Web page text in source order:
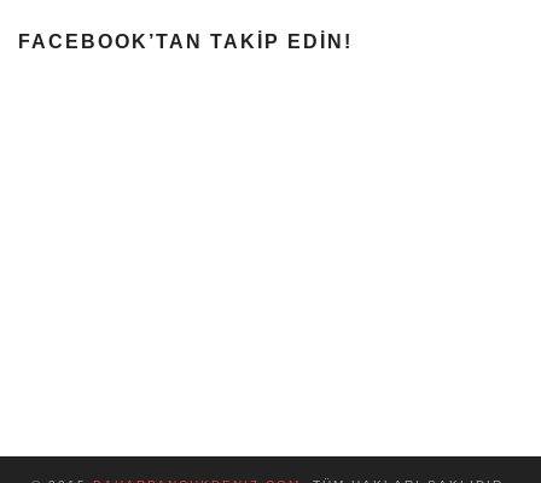
FACEBOOK’TAN TAKIP EDIN!